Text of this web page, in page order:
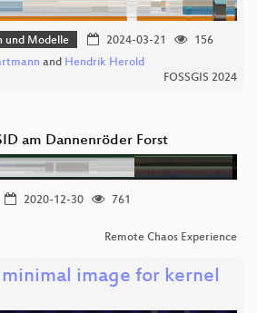
und Modelle 2024-03-21
156
and Hendrik Herold
FOSSGIS 2024
am Dannenröder Forst
2020-12-30
761
Remote Chaos Experience
image for kernel